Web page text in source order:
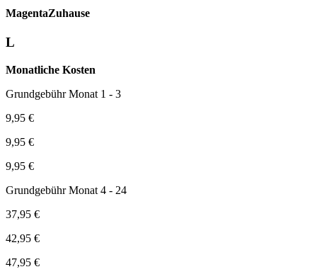
Magenta­Zuhause
L
Monatliche Kosten
Grundgebühr Monat 1 - 3
9,95 €
9,95 €
9,95 €
Grundgebühr Monat 4 - 24
37,95 €
42,95 €
47,95 €